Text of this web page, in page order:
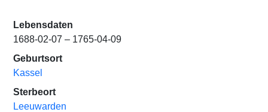
Lebensdaten
1688-02-07 – 1765-04-09
Geburtsort
Kassel
Sterbeort
Leeuwarden